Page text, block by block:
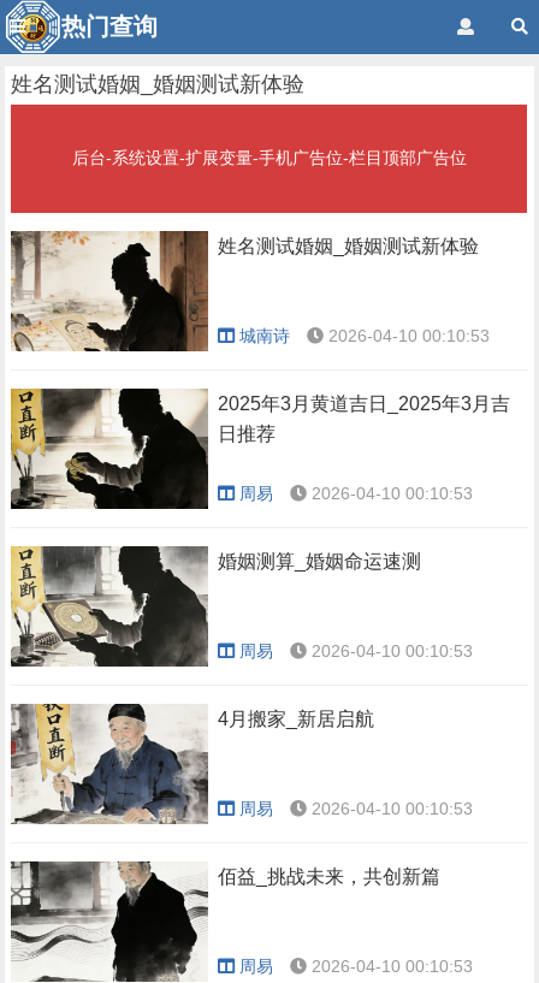
热门查询
姓名测试婚姻_婚姻测试新体验
后台-系统设置-扩展变量-手机广告位-栏目顶部广告位
姓名测试婚姻_婚姻测试新体验
城南诗 2026-04-10 00:10:53
2025年3月黄道吉日_2025年3月吉
日推荐
周易 2026-04-10 00:10:53
婚姻测算_婚姻命运速测
周易 2026-04-10 00:10:53
4月搬家_新居启航
周易 2026-04-10 00:10:53
佰益_挑战未来，共创新篇
周易 2026-04-10 00:10:53